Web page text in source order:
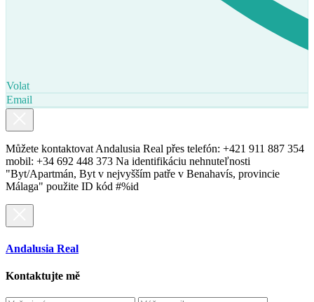
Volat
Email
Můžete kontaktovat Andalusia Real přes telefón: +421 911 887 354
mobil: +34 692 448 373 Na identifikáciu nehnuteľnosti
"Byt/Apartmán, Byt v nejvyšším patře v Benahavís, provincie
Málaga" použite ID kód #%id
Andalusia Real
Kontaktujte mě